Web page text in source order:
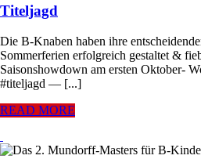
Titeljagd
Die B-Knaben haben ihre
Sommerferien erfolgreich gestaltet &
Saisonshowdown am ersten Oktober-
#titeljagd — [...]
READ MORE